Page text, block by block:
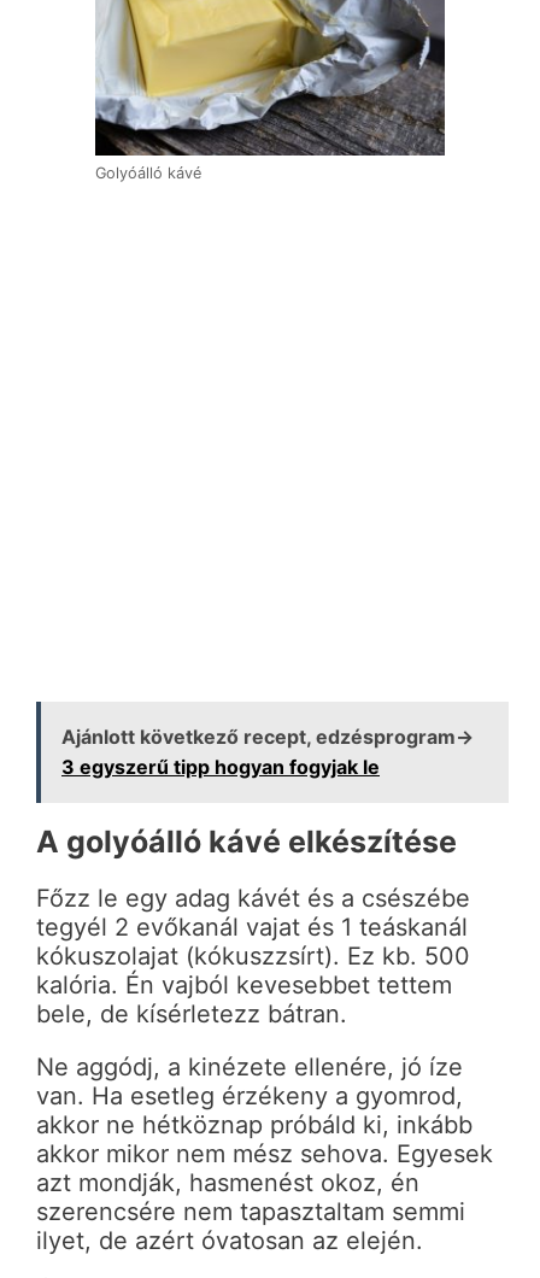
Golyóálló kávé
Ajánlott következő recept, edzésprogram→
3 egyszerű tipp hogyan fogyjak le
A golyóálló kávé elkészítése
Főzz le egy adag kávét és a csészébe
tegyél 2 evőkanál vajat és 1 teáskanál
kókuszolajat (kókuszzsírt). Ez kb. 500
kalória. Én vajból kevesebbet tettem
bele, de kísérletezz bátran.
Ne aggódj, a kinézete ellenére, jó íze
van. Ha esetleg érzékeny a gyomrod,
akkor ne hétköznap próbáld ki, inkább
akkor mikor nem mész sehova. Egyesek
azt mondják, hasmenést okoz, én
szerencsére nem tapasztaltam semmi
ilyet, de azért óvatosan az elején.